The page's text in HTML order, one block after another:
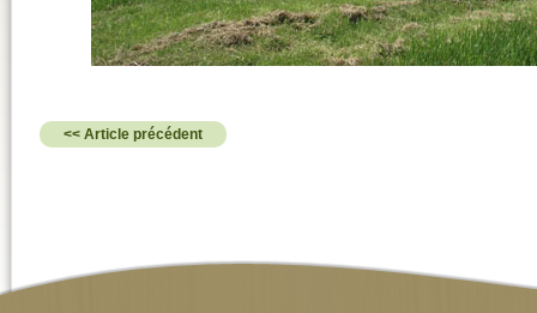
<< Article précédent